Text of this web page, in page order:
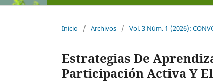
Inicio / Archivos / Vol. 3 Núm. 1 (2026):
Estrategias De
Participación Activa Y